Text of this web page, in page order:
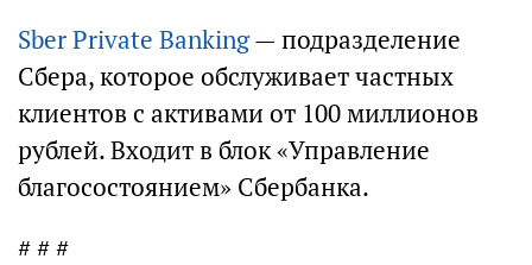
Sber Private Banking— подразделение
Сбера, которое обслуживает частных
клиентов с активами от 100 миллионов
рублей. Входит в блок «Управление
благосостоянием» Сбербанка.
# # #